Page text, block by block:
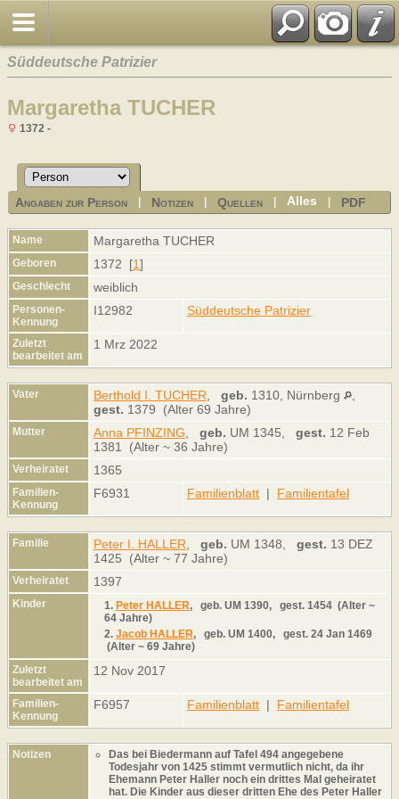
Süddeutsche Patrizier
Margaretha TUCHER
1372 -
Angaben zur Person Notizen |Quellen |Alles PDF
Name Margaretha TUCHER
Geboren 1372 [1]
Geschlecht weiblich
Personen-
Kennung
I12982 Süddeutsche Patrizier
Zuletzt
bearbeitet am
1 Mrz 2022
Vater Berthold I. TUCHER geb. 1310, Nürnberg
gest. 1379 (Alter 69 Jahre)
Mutter Anna PFINZING geb. UM 1345, gest. 12 Feb
1381 (Alter ~ 36 Jahre)
Verheiratet 1365
Familien-
Kennung
F6931 Familienblatt | Familientafel
Familie Peter I. HALLER geb. UM 1348, gest. 13 DEZ
1425 (Alter ~ 77 Jahre)
Verheiratet 1397
Kinder 1. Peter HALLER, geb. UM 1390, gest. 1454 (Alter ~
64 Jahre)
2. Jacob HALLER, geb. UM 1400, gest. 24 Jan 1469
(Alter ~ 69 Jahre)
Zuletzt
bearbeitet am
12 Nov 2017
Familien-
Kennung
F6957 Familienblatt | Familientafel
Notizen
Das bei Biedermann auf Tafel 494 angegebene
Todesjahr von 1425 stimmt vermutlich nicht, da ihr
Ehemann Peter Haller noch ein drittes Mal geheiratet
hat. Die Kinder aus dieser dritten Ehe des Peter Haller